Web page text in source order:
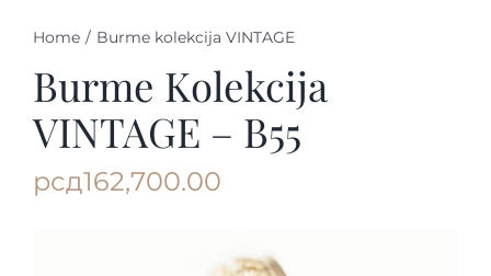
Prstenje
Home / Burme kolekcija VINTAGE
Burme Kolekcija
VINTAGE – B55
рсд162,700.00